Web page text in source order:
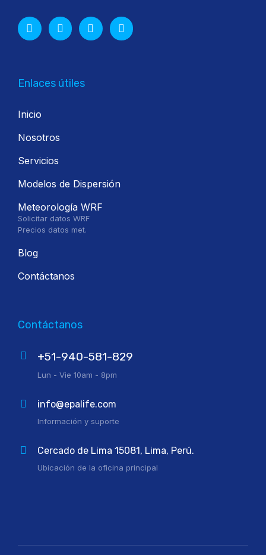
Enlaces útiles
Inicio
Nosotros
Servicios
Modelos de Dispersión
Meteorología WRF
Solicitar datos WRF
Precios datos met.
Blog
Contáctanos
Contáctanos
+51-940-581-829
Lun - Vie 10am - 8pm
info@epalife.com
Información y suporte
Cercado de Lima 15081, Lima, Perú.
Ubicación de la oficina principal